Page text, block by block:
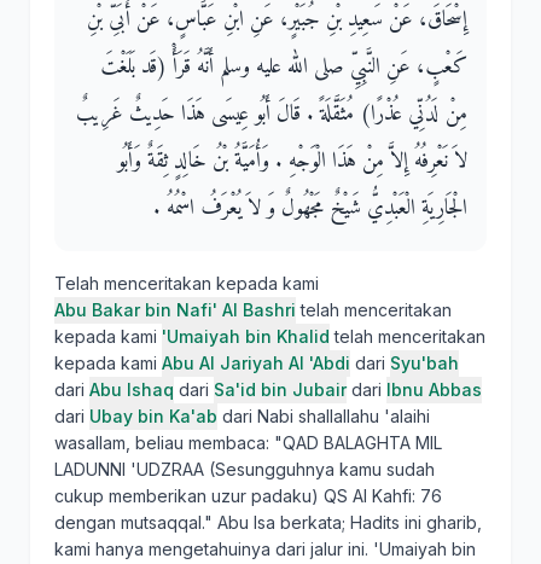
إِسْحَاقَ، عَنْ سَعِيدِ بْنِ جُبَيْرٍ، عَنِ ابْنِ عَبَّاسٍ، عَنْ أُبَىِّ بْنِ
كَعْبٍ، عَنِ النَّبِيِّ صلى الله عليه وسلم أَنَّهُ قَرَأَْ ‏(قَد ‏بَلَغْتَ
مِنْ لَدُنِّي عُذْرًا‏)‏ مُثَقَّلَةً ‏.‏ قَالَ أَبُو عِيسَى هَذَا حَدِيثٌ غَرِيبٌ
لاَ نَعْرِفُهُ إِلاَّ مِنْ هَذَا الْوَجْهِ ‏.‏ وَأُمَيَّةُ بْنُ خَالِدٍ ثِقَةٌ وَأَبُو
الْجَارِيَةِ الْعَبْدِيُّ شَيْخٌ مَجْهُولٌ وَ لاَ يُعْرَفُ اسْمُهُ ‏.‏
Telah menceritakan kepada kami
Abu Bakar bin Nafi' Al Bashri telah menceritakan
kepada kami 'Umaiyah bin Khalid telah menceritakan
kepada kami Abu Al Jariyah Al 'Abdi dari Syu'bah
dari Abu Ishaq dari Sa'id bin Jubairdari Ibnu Abbas
dari Ubay bin Ka'ab dari Nabi shallallahu 'alaihi
wasallam, beliau membaca: "QAD BALAGHTA MIL
LADUNNI 'UDZRAA (Sesungguhnya kamu sudah
cukup memberikan uzur padaku) QS Al Kahfi: 76
dengan mutsaqqal." Abu Isa berkata; Hadits ini gharib,
kami hanya mengetahuinya dari jalur ini. 'Umaiyah bin